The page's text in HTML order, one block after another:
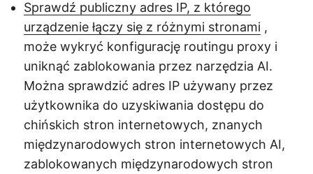
Sprawdź publiczny adres IP, z którego
urządzenie łączy się z różnymi stronami ,
może wykryć konfigurację routingu proxy i
uniknąć zablokowania przez narzędzia AI.
Można sprawdzić adres IP używany przez
użytkownika do uzyskiwania dostępu do
chińskich stron internetowych, znanych
międzynarodowych stron internetowych AI,
zablokowanych międzynarodowych stron